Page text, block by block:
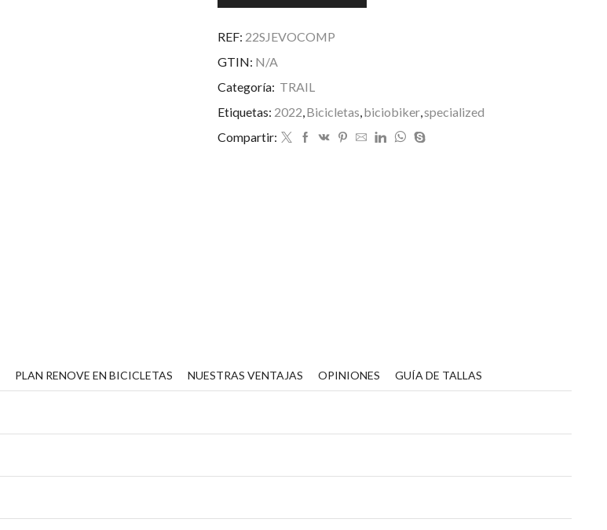
REF: 22SJEVOCOMP
GTIN: N/A
Categoría: TRAIL
Etiquetas: 2022,Bicicletas,biciobiker,specialized
Compartir:
PLAN RENOVE EN BICICLETAS NUESTRAS VENTAJAS OPINIONES GUÍA DE TALLAS